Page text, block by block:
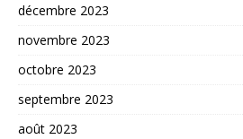
décembre 2023
novembre 2023
octobre 2023
septembre 2023
août 2023